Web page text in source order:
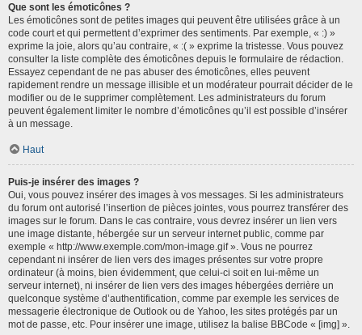
Que sont les émoticônes ?
Les émoticônes sont de petites images qui peuvent être utilisées grâce à un
code court et qui permettent d’exprimer des sentiments. Par exemple, « :) »
exprime la joie, alors qu’au contraire, « :( » exprime la tristesse. Vous pouvez
consulter la liste complète des émoticônes depuis le formulaire de rédaction.
Essayez cependant de ne pas abuser des émoticônes, elles peuvent
rapidement rendre un message illisible et un modérateur pourrait décider de le
modifier ou de le supprimer complètement. Les administrateurs du forum
peuvent également limiter le nombre d’émoticônes qu’il est possible d’insérer
à un message.
Haut
Puis-je insérer des images ?
Oui, vous pouvez insérer des images à vos messages. Si les administrateurs
du forum ont autorisé l’insertion de pièces jointes, vous pourrez transférer des
images sur le forum. Dans le cas contraire, vous devrez insérer un lien vers
une image distante, hébergée sur un serveur internet public, comme par
exemple « http://www.exemple.com/mon-image.gif ». Vous ne pourrez
cependant ni insérer de lien vers des images présentes sur votre propre
ordinateur (à moins, bien évidemment, que celui-ci soit en lui-même un
serveur internet), ni insérer de lien vers des images hébergées derrière un
quelconque système d’authentification, comme par exemple les services de
messagerie électronique de Outlook ou de Yahoo, les sites protégés par un
mot de passe, etc. Pour insérer une image, utilisez la balise BBCode « [img] ».